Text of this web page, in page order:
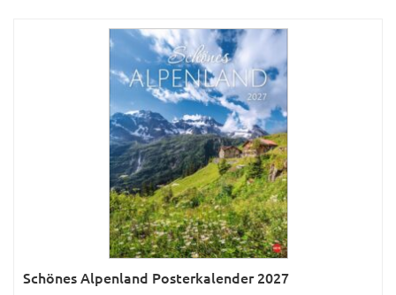
Sprachkalender
Sternzeichen & Mond
Verkehr & Technik
Was ist was; Städte
Schönes Alpenland Posterkalender 2027